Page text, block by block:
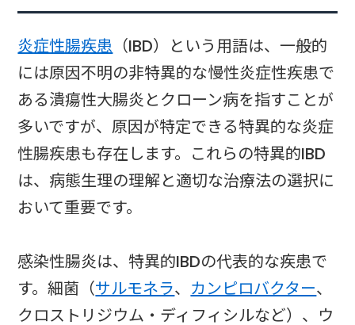
炎症性腸疾患 （IBD）という用語は、一般的
には原因不明の非特異的な慢性炎症性疾患で
ある潰瘍性大腸炎とクローン病を指すことが
多いですが、原因が特定できる特異的な炎症
性腸疾患も存在します。これらの特異的IBD
は、病態生理の理解と適切な治療法の選択に
おいて重要です。
感染性腸炎は、特異的IBDの代表的な疾患で
す。細菌（サルモネラ、 カンピロバクター、
クロストリジウム・ディフィシルなど）、ウ